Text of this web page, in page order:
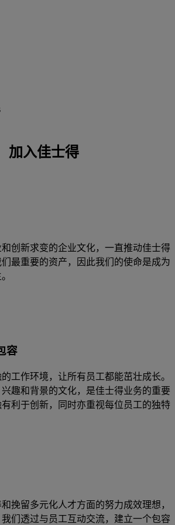
加入佳士得
创新求变的企业文化，一直推动佳士得
最重要的资产，因此我们的使命是成为
容
工作环境，让所有员工都能茁壮成长。
趣和背景的文化，是佳士得业务的重要
利于创新，同时亦重视每位员工的独特
挽留多元化人才方面的努力成效理想，
们透过与员工互动交流，建立一个包容